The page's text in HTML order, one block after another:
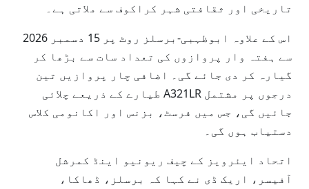
تاریخی اور ثقافتی شہر کراکوف سے ملاتی ہے۔
اس کے علاوہ ابوظہبی-برسلز روٹ پر 15 دسمبر 2026
سے ہفتہ وار پروازوں کی تعداد سات سے بڑھا کر
گیارہ کر دی جائے گی۔ اضافی چار پروازیں تین
درجوں پر مشتمل A321LR طیارے کے ذریعے چلائی
جائیں گی، جس میں فرسٹ، بزنس اور اکانومی کلاس
دستیاب ہوں گی۔
اتحاد ایئرویز کے چیف ریونیو اینڈ کمرشل
آفیسر، اریک ڈی نے کہا کہ برسلز، ڈھاکا،